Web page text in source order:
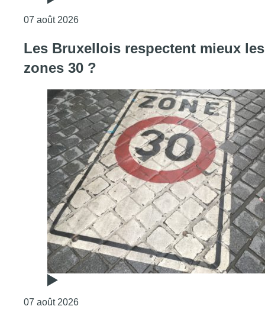
07 août 2026Consulter l'article "Foire du Midi: les
Les Bruxellois respectent mieux les
zones 30 ?
07 août 2026Consulter l'article "Les Bruxellois